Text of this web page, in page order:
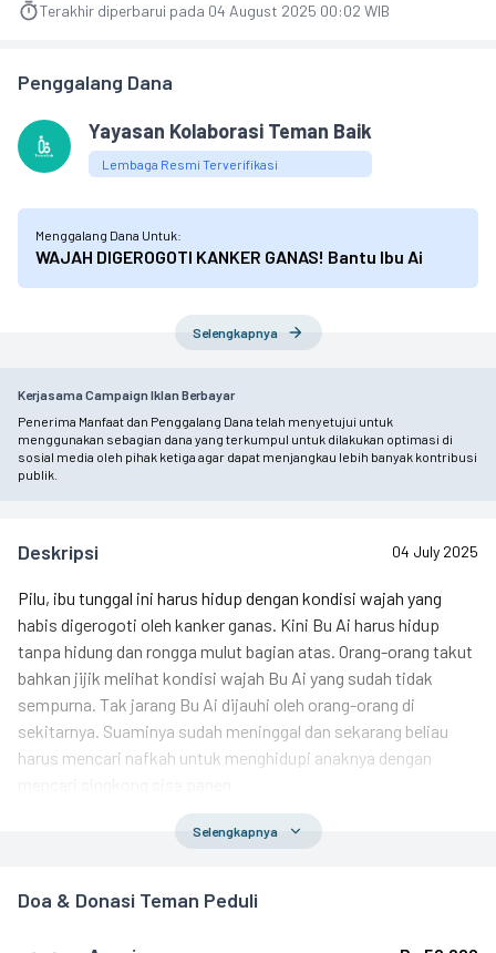
Terakhir diperbarui pada 04 August 2025 00:02 WIB
Penggalang Dana
Yayasan Kolaborasi Teman Baik
Lembaga Resmi Terverifikasi
Menggalang Dana Untuk:
WAJAH DIGEROGOTI KANKER GANAS! Bantu Ibu Ai
Selengkapnya
Kerjasama Campaign Iklan Berbayar
Penerima Manfaat dan Penggalang Dana telah menyetujui untuk
menggunakan sebagian dana yang terkumpul untuk dilakukan optimasi di
sosial media oleh pihak ketiga agar dapat menjangkau lebih banyak kontribusi
publik.
Deskripsi 04 July 2025
Pilu, ibu tunggal ini harus hidup dengan kondisi wajah yang
habis digerogoti oleh kanker ganas. Kini Bu Ai harus hidup
tanpa hidung dan rongga mulut bagian atas. Orang-orang takut
bahkan jijik melihat kondisi wajah Bu Ai yang sudah tidak
sempurna. Tak jarang Bu Ai dijauhi oleh orang-orang di
sekitarnya. Suaminya sudah meninggal dan sekarang beliau
harus mencari nafkah untuk menghidupi anaknya dengan
Dengan kondisi kesehatannya yang sangat memprihatinkan,
anaknya tidak kelaparan. Di bawah teriknya sinar matahari, Bu
Selengkapnya
Doa & Donasi Teman Peduli